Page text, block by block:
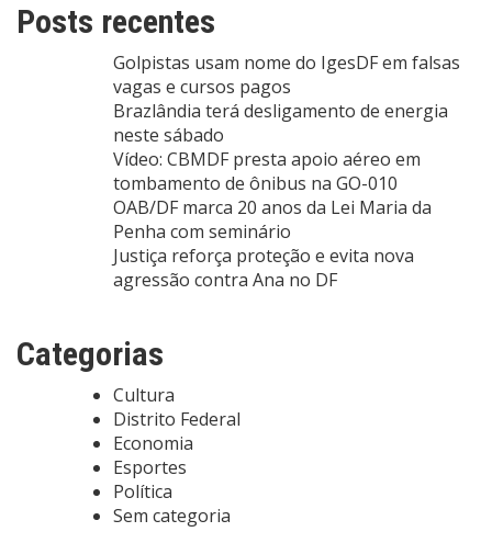
Posts recentes
Golpistas usam nome do IgesDF em falsas
vagas e cursos pagos
Brazlândia terá desligamento de energia
neste sábado
Vídeo: CBMDF presta apoio aéreo em
tombamento de ônibus na GO-010
OAB/DF marca 20 anos da Lei Maria da
Penha com seminário
Justiça reforça proteção e evita nova
agressão contra Ana no DF
Categorias
Cultura
Distrito Federal
Economia
Esportes
Política
Sem categoria